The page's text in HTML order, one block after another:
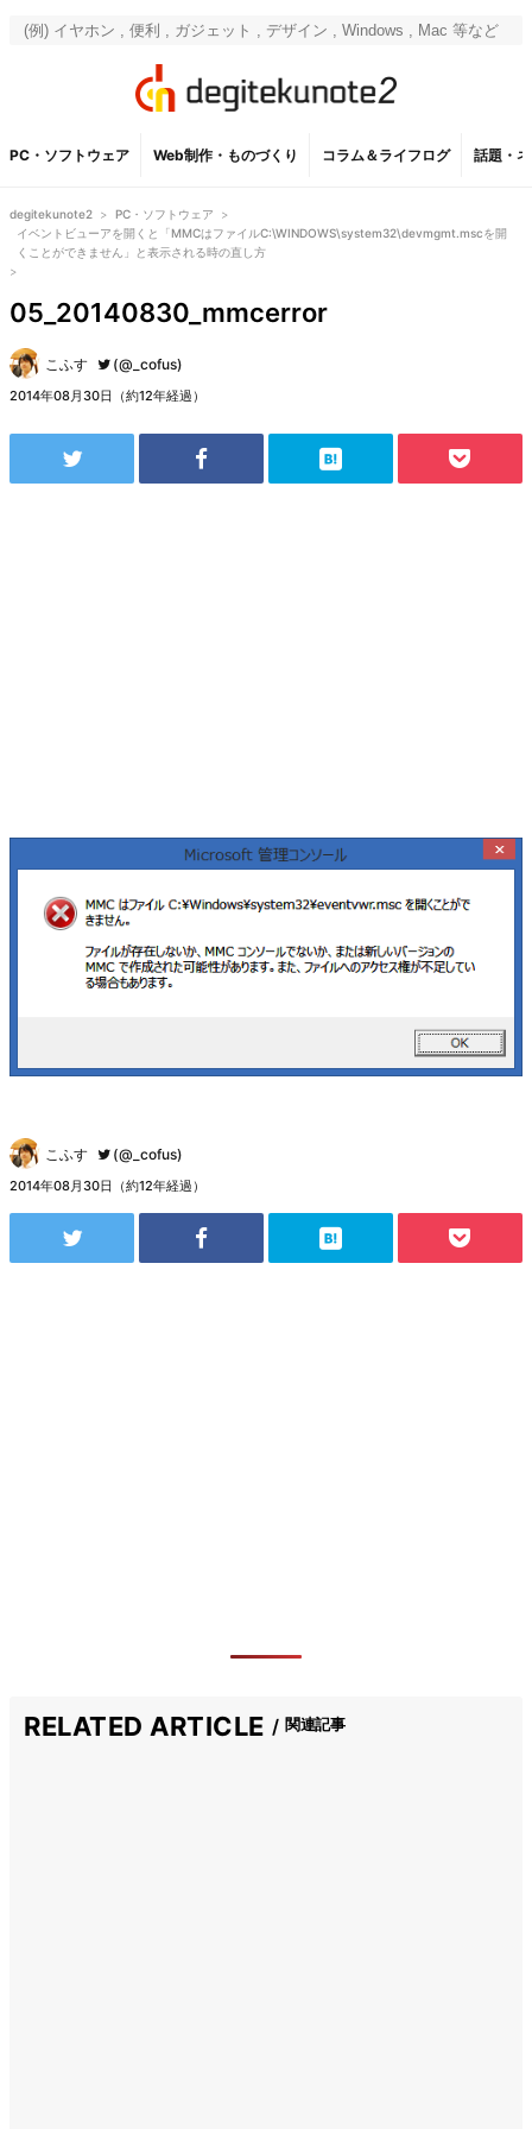
PC・ソフトウェア Web制作・ものづくり コラム＆ライフログ 話題・
degitekunote2 > PC・ソフトウェア
>
イベントビューアを開くと「MMCはファイルC:\WINDOWS\system32\devmgmt.mscを開
くことができません」と表示される時の直し方
>
05_20140830_mmcerror
こふす (@_cofus)
2014年08月30日（約12年経過）
こふす (@_cofus)
2014年08月30日（約12年経過）
RELATED ARTICLE 関連記事